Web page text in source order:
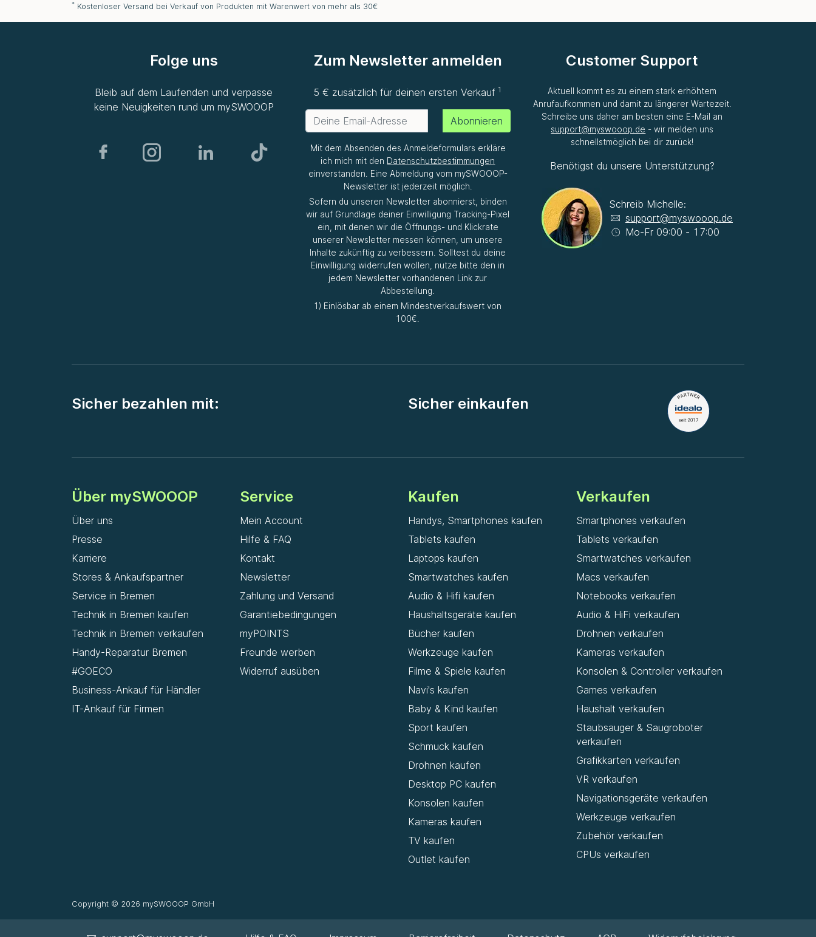
* Kostenloser Versand bei Verkauf von Produkten mit Warenwert von mehr als 30€
Folge uns
Bleib auf dem Laufenden und verpasse
keine Neuigkeiten rund um mySWOOOP
Zum Newsletter anmelden
5 € zusätzlich für deinen ersten Verkauf 1
Abonnieren
Mit dem Absenden des Anmeldeformulars erkläre
ich mich mit den Datenschutzbestimmungen
einverstanden. Eine Abmeldung vom mySWOOOP-
Newsletter ist jederzeit möglich.
Sofern du unseren Newsletter abonnierst, binden
wir auf Grundlage deiner Einwilligung Tracking-Pixel
ein, mit denen wir die Öffnungs- und Klickrate
unserer Newsletter messen können, um unsere
Inhalte zukünftig zu verbessern. Solltest du deine
Einwilligung widerrufen wollen, nutze bitte den in
jedem Newsletter vorhandenen Link zur
Abbestellung.
1) Einlösbar ab einem Mindestverkaufswert von
100€.
Customer Support
Aktuell kommt es zu einem stark erhöhtem
Anrufaufkommen und damit zu längerer Wartezeit.
Schreibe uns daher am besten eine E-Mail an
support@myswooop.de - wir melden uns
schnellstmöglich bei dir zurück!
Benötigst du unsere Unterstützung?
Schreib Michelle:
support@myswooop.de
Mo-Fr 09:00 - 17:00
Sicher bezahlen mit: Sicher einkaufen
Über mySWOOOP
Über uns
Presse
Karriere
Stores & Ankaufspartner
Service in Bremen
Technik in Bremen kaufen
Technik in Bremen verkaufen
Handy-Reparatur Bremen
#GOECO
Business-Ankauf für Händler
IT-Ankauf für Firmen
Service
Mein Account
Hilfe & FAQ
Kontakt
Newsletter
Zahlung und Versand
Garantiebedingungen
myPOINTS
Freunde werben
Widerruf ausüben
Kaufen
Handys, Smartphones kaufen
Tablets kaufen
Laptops kaufen
Smartwatches kaufen
Audio & Hifi kaufen
Haushaltsgeräte kaufen
Bücher kaufen
Werkzeuge kaufen
Filme & Spiele kaufen
Navi's kaufen
Baby & Kind kaufen
Sport kaufen
Schmuck kaufen
Drohnen kaufen
Desktop PC kaufen
Konsolen kaufen
Kameras kaufen
TV kaufen
Outlet kaufen
Verkaufen
Smartphones verkaufen
Tablets verkaufen
Smartwatches verkaufen
Macs verkaufen
Notebooks verkaufen
Audio & HiFi verkaufen
Drohnen verkaufen
Kameras verkaufen
Konsolen & Controller verkaufen
Games verkaufen
Haushalt verkaufen
Staubsauger & Saugroboter
verkaufen
Grafikkarten verkaufen
VR verkaufen
Navigationsgeräte verkaufen
Werkzeuge verkaufen
Zubehör verkaufen
CPUs verkaufen
Copyright © 2026 mySWOOOP GmbH